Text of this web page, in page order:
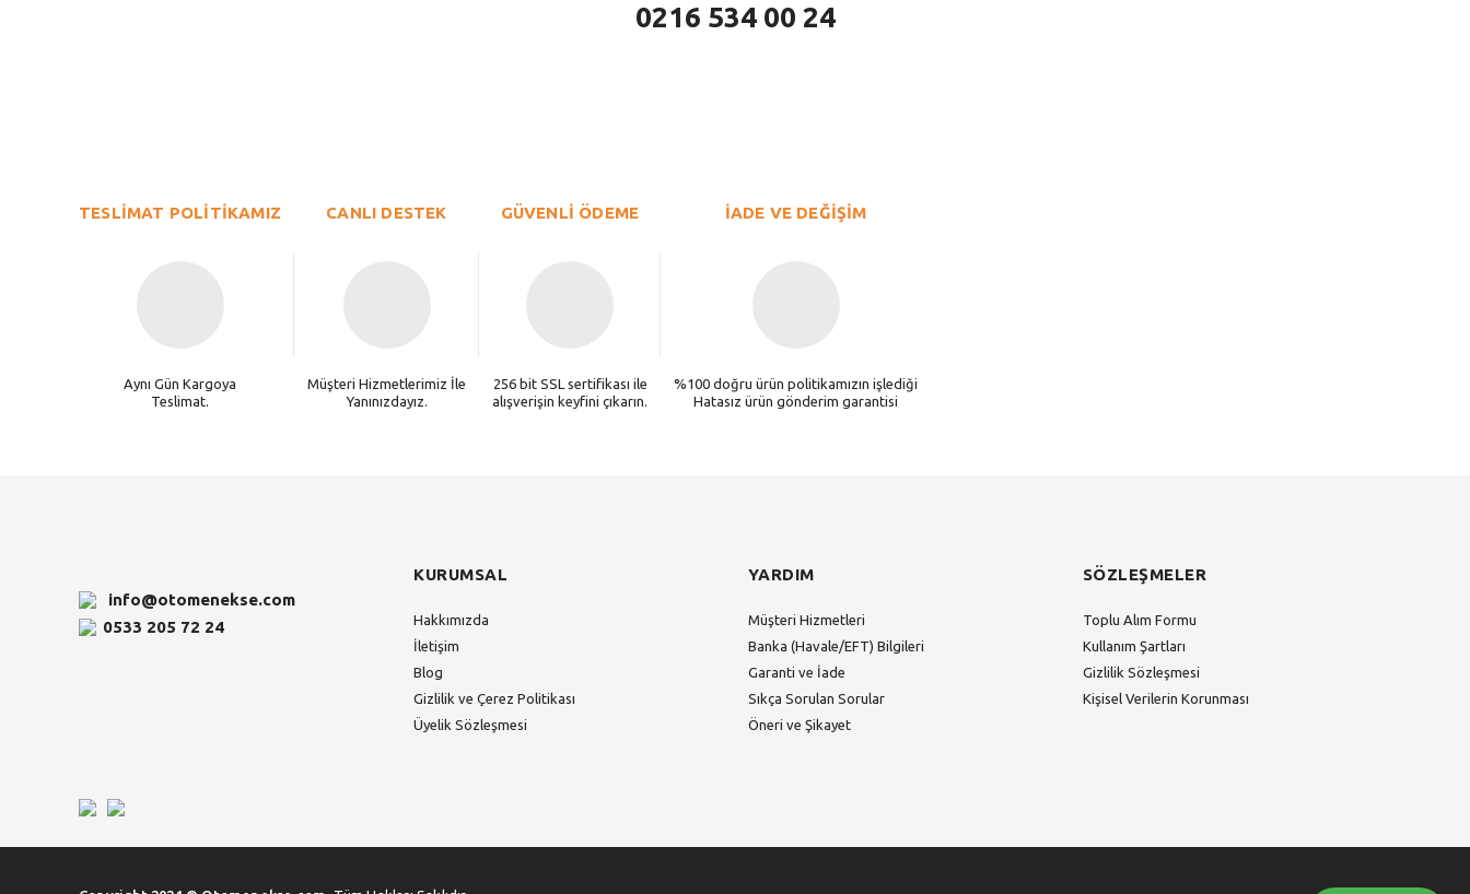
0216 534 00 24
Ürün açıklamasında eksik bilgiler bulunuyor.
TESLİMAT POLİTİKAMIZ
Aynı Gün Kargoya
Teslimat.
CANLI DESTEK
Müşteri Hizmetlerimiz İle
Yanınızdayız.
GÜVENLİ ÖDEME
256 bit SSL sertifikası ile
alışverişin keyfini çıkarın.
İADE VE DEĞİŞİM
%100 doğru ürün politikamızın işlediği
Hatasız ürün gönderim garantisi
info@otomenekse.com
0533 205 72 24
KURUMSAL
Hakkımızda
İletişim
Blog
Gizlilik ve Çerez Politikası
Üyelik Sözleşmesi
YARDIM
Müşteri Hizmetleri
Banka (Havale/EFT) Bilgileri
Garanti ve İade
Sıkça Sorulan Sorular
Öneri ve Şikayet
SÖZLEŞMELER
Toplu Alım Formu
Kullanım Şartları
Gizlilik Sözleşmesi
Kişisel Verilerin Korunması